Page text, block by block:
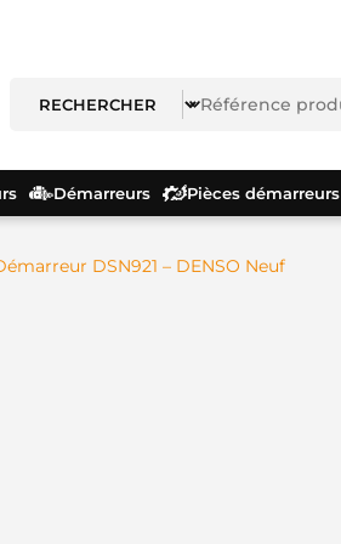
Démarreurs Pièces démarreurs
DSN921 – DENSO Neuf